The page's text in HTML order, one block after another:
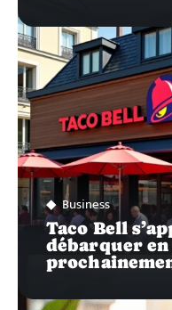
Business
Taco Bell
débarquer en